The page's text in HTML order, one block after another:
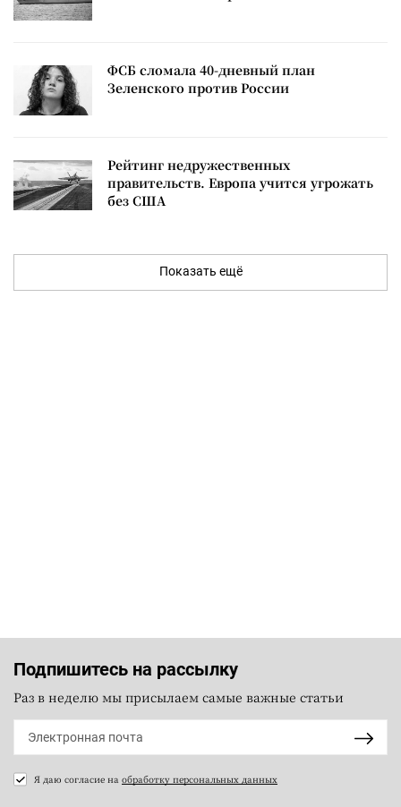
ФСБ сломала 40-дневный план
Зеленского против России
Рейтинг недружественных
правительств. Европа учится угрожать
без США
Показать ещё
Подпишитесь на рассылку
Раз в неделю мы присылаем самые важные статьи
Я даю согласие на обработку персональных данных